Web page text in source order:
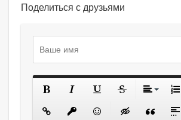
Поделиться с друзьями